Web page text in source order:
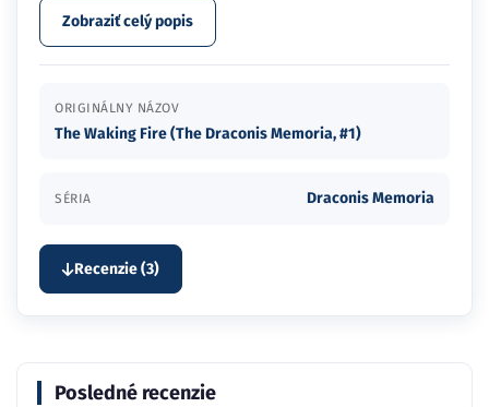
Zobraziť celý popis
ORIGINÁLNY NÁZOV
The Waking Fire (The Draconis Memoria, #1)
SÉRIA Draconis Memoria
Recenzie (3)
Posledné recenzie